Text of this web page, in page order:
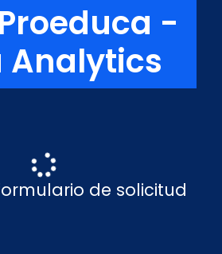
-
Analytics
de solicitud